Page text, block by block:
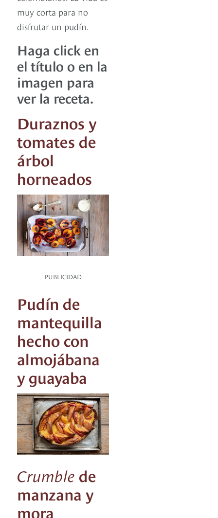
muy corta para no
disfrutar un pudín.
Haga click en
el título o en la
imagen para
ver la receta.
Duraznos y
tomates de
árbol
horneados
PUBLICIDAD
Pudín de
mantequilla
hecho con
almojábana
y guayaba
Crumble de
manzana y
mora